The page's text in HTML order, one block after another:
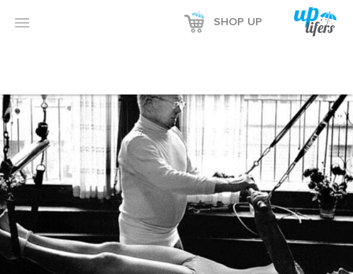
Reklamı Göster
Reklamı Gizle
 SHOP UP